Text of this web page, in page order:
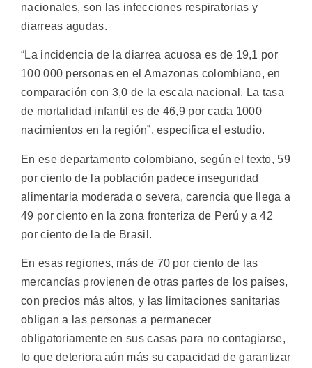
nacionales, son las infecciones respiratorias y
diarreas agudas.
“La incidencia de la diarrea acuosa es de 19,1 por
100 000 personas en el Amazonas colombiano, en
comparación con 3,0 de la escala nacional. La tasa
de mortalidad infantil es de 46,9 por cada 1000
nacimientos en la región”, especifica el estudio.
En ese departamento colombiano, según el texto, 59
por ciento de la población padece inseguridad
alimentaria moderada o severa, carencia que llega a
49 por ciento en la zona fronteriza de Perú y a 42
por ciento de la de Brasil.
En esas regiones, más de 70 por ciento de las
mercancías provienen de otras partes de los países,
con precios más altos, y las limitaciones sanitarias
obligan a las personas a permanecer
obligatoriamente en sus casas para no contagiarse,
lo que deteriora aún más su capacidad de garantizar